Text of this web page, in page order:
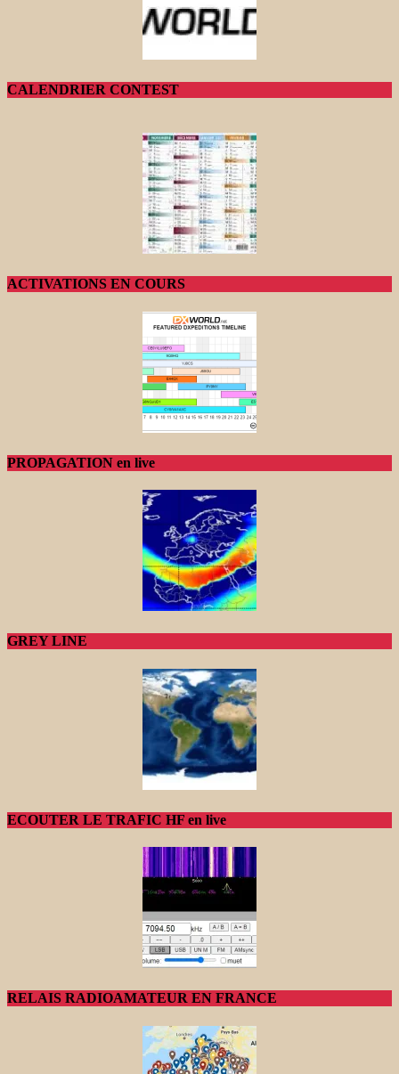
CALENDRIER CONTEST
ACTIVATIONS EN COURS
PROPAGATION en live
GREY LINE
ECOUTER LE TRAFIC HF en live
RELAIS RADIOAMATEUR EN FRANCE